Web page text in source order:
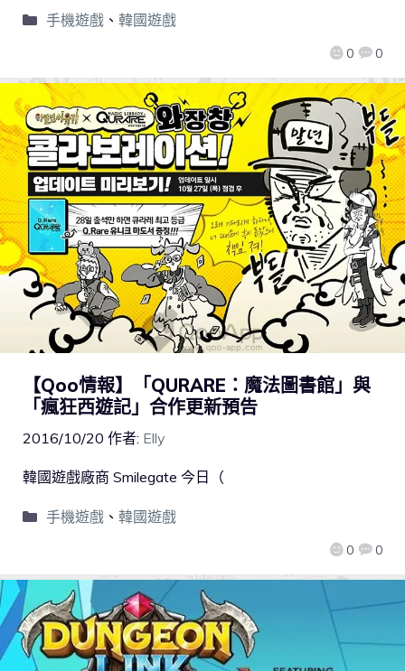
0 0
手機遊戲、 韓國遊戲
【Qoo情報】「QURARE：魔法圖書館」與
「瘋狂西遊記」合作更新預告
2016/10/20 作者: Elly
0 0
韓國遊戲廠商 Smilegate 今日（
手機遊戲、 韓國遊戲